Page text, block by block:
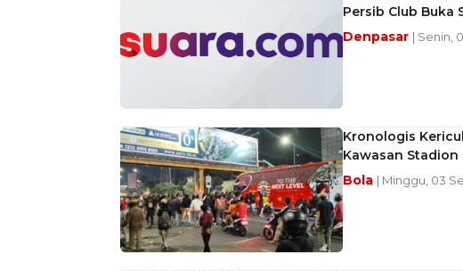
Persib Club Buka
Denpasar | Senin,
Kronologis
Kawasan Stadion
Bola | Minggu, 03